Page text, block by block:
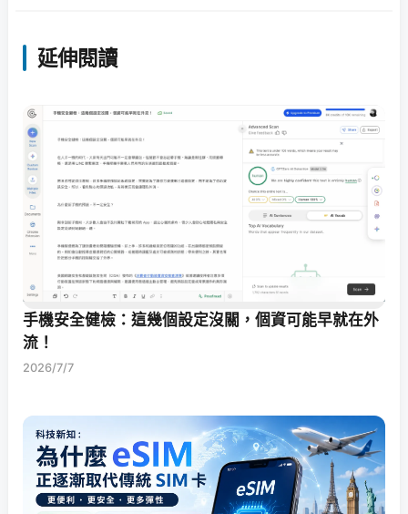
延伸閱讀
手機安全健檢：這幾個設定沒關，個資可能早就在外
流！
2026/7/7